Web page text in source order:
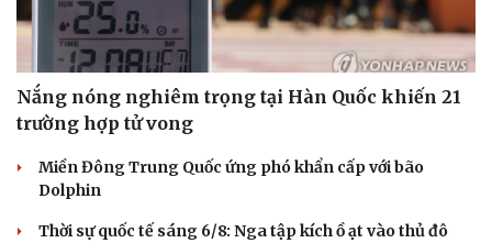
Nắng nóng nghiêm trọng tại Hàn Quốc khiến 21
trường hợp tử vong
Miền Đông Trung Quốc ứng phó khẩn cấp với bão
Dolphin
Thời sự quốc tế sáng 6/8: Nga tập kích ồ ạt vào thủ đô